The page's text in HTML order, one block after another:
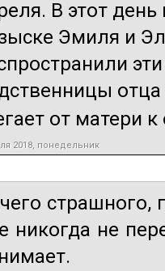
В этот
Эмиля и
от матери
2018, понедельник
страшного,
никогда не